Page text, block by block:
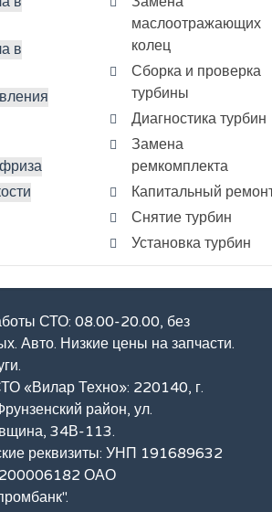
в
маслоотражающих
колец
Сборка и проверка
турбины
Диагностика турбин
Замена
ремкомплекта
Капитальный
Снятие турбин
Установка турбин
СТО: 08.00-20.00, без
Авто. Низкие цены на запчасти.
.
«Вилар Техно»: 220140, г.
район, ул.
34В-113.
реквизиты: УНП 191689632
ОАО